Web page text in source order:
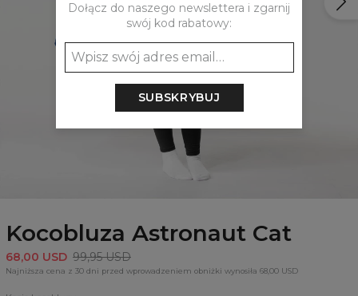
Kocobluza Astronaut Cat
68,00 USD 99,95 USD
Najniższa cena z 30 dni przed wprowadzeniem obniżki wynosiła 68,00 USD
Dołącz do naszego newslettera i zgarnij
swój kod rabatowy:
SUBSKRYBUJ